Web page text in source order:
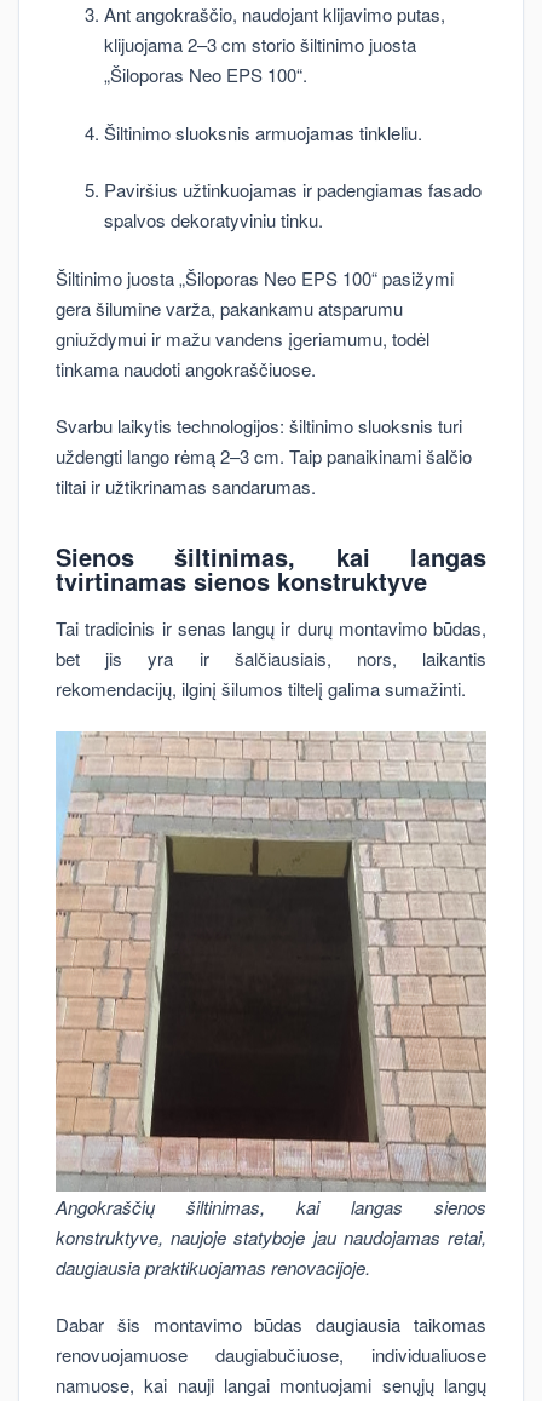
Ant angokraščio, naudojant klijavimo putas,
klijuojama 2–3 cm storio šiltinimo juosta
„Šiloporas Neo EPS 100“.
Šiltinimo sluoksnis armuojamas tinkleliu.
Paviršius užtinkuojamas ir padengiamas fasado
spalvos dekoratyviniu tinku.
Šiltinimo juosta „Šiloporas Neo EPS 100“ pasižymi
gera šilumine varža, pakankamu atsparumu
gniuždymui ir mažu vandens įgeriamumu, todėl
tinkama naudoti angokraščiuose.
Svarbu laikytis technologijos: šiltinimo sluoksnis turi
uždengti lango rėmą 2–3 cm. Taip panaikinami šalčio
tiltai ir užtikrinamas sandarumas.
Sienos šiltinimas, kai langas
tvirtinamas sienos konstruktyve
Tai tradicinis ir senas langų ir durų montavimo būdas,
bet jis yra ir šalčiausiais, nors, laikantis
rekomendacijų, ilginį šilumos tiltelį galima sumažinti.
Angokraščių šiltinimas, kai langas sienos
konstruktyve, naujoje statyboje jau naudojamas retai,
daugiausia praktikuojamas renovacijoje.
Dabar šis montavimo būdas daugiausia taikomas
renovuojamuose daugiabučiuose, individualiuose
namuose, kai nauji langai montuojami senųjų langų